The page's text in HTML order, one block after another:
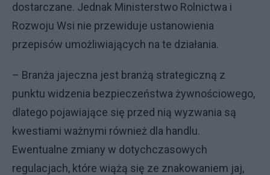
dostarczane. Jednak Ministerstwo Rolnictwa i
Rozwoju Wsi nie przewiduje ustanowienia
przepisów umożliwiających na te działania.
– Branża jajeczna jest branżą strategiczną z
punktu widzenia bezpieczeństwa żywnościowego,
dlatego pojawiające się przed nią wyzwania są
kwestiami ważnymi również dla handlu.
Ewentualne zmiany w dotychczasowych
regulacjach, które wiążą się ze znakowaniem jaj,